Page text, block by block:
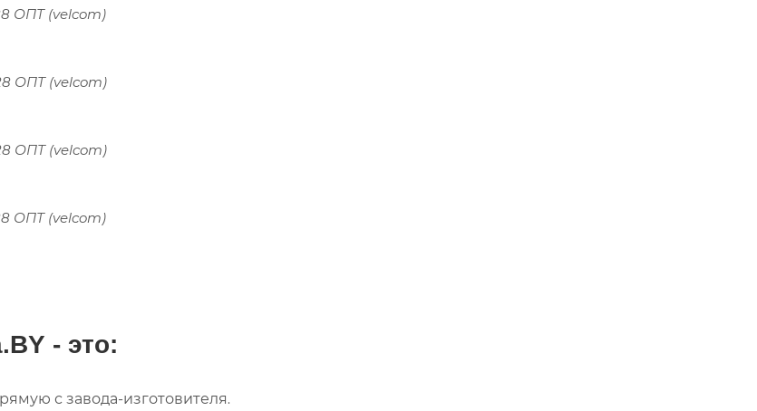
ОПТ (velcom)
ОПТ (velcom)
ОПТ (velcom)
ОПТ (velcom)
- это:
с завода-изготовителя.